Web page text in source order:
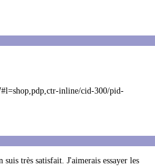
inline/cid-300/pid-
très satisfait. J'aimerais essayer les